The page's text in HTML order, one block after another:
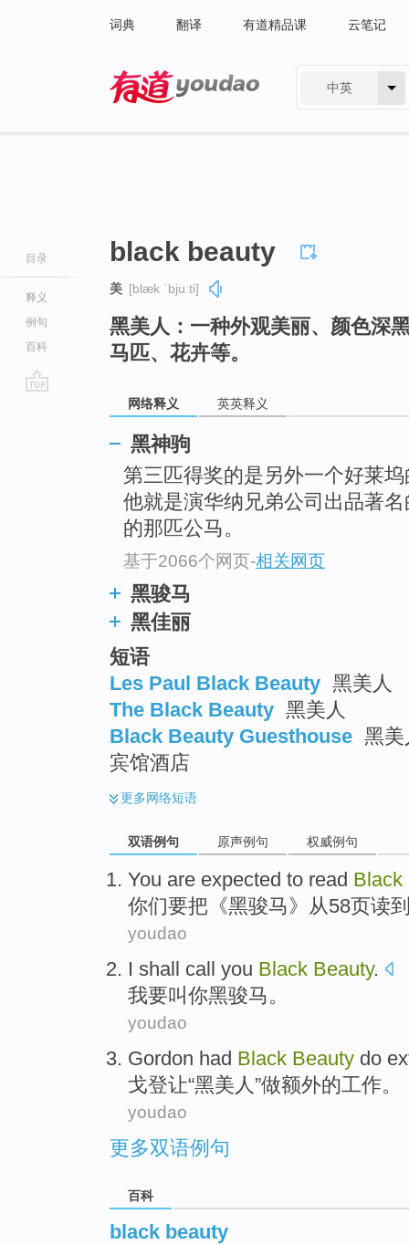
词典 翻译 有道精品课 云笔记
中英
目录
释义
例句
百科
black beauty
美 [blæk ˈbjuːti]
黑美人：一种外观美丽、颜色深
马匹、花卉等。
网络释义 英英释义
黑神驹
第三匹得奖的是另外一个好莱
他就是演华纳兄弟公司出品著
的那匹公马。
基于2066个网页-相关网页
黑骏马
黑佳丽
短语
Les Paul Black Beauty 黑美人
The Black Beauty 黑美人
Black Beauty Guesthouse 黑
宾馆酒店
更多网络短语
双语例句 原声例句 权威例句
You are expected to read Black
你们要把《黑骏马》从58页读
youdao
I shall call you Black Beauty.
我要叫 你黑骏马。
youdao
Gordon had Black Beauty do
戈登让“黑美人”做额外的工作。
youdao
更多双语例句
百科
black beauty